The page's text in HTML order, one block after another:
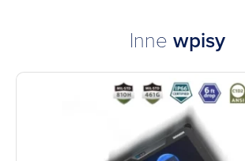
Inne wpisy